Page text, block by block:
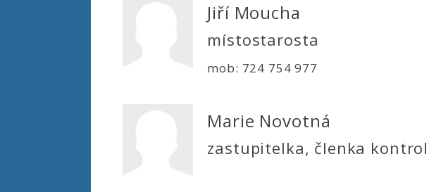
Jiří Moucha
místostarosta
mob: 724 754 977
Marie Novotná
zastupitelka, členka